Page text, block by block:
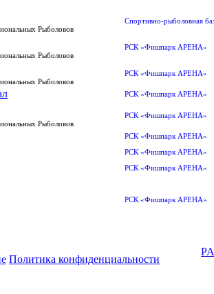
Рыболовов
Спортивно-рыболовная
Рыболовов
РСК «Фишпарк АРЕНА»
Рыболовов
РСК «Фишпарк АРЕНА»
РСК «Фишпарк АРЕНА»
Рыболовов
РСК «Фишпарк АРЕНА»
РСК «Фишпарк АРЕНА»
РСК «Фишпарк АРЕНА»
РСК «Фишпарк АРЕНА»
РСК «Фишпарк АРЕНА»
Политика конфиденциальности